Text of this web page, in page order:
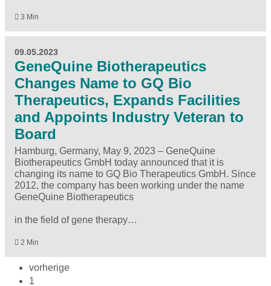
3 Min
09.05.2023
GeneQuine Biotherapeutics
Changes Name to GQ Bio
Therapeutics, Expands Facilities
and Appoints Industry Veteran to
Board
Hamburg, Germany, May 9, 2023 – GeneQuine
Biotherapeutics GmbH today announced that it is
changing its name to GQ Bio Therapeutics GmbH. Since
2012, the company has been working under the name
GeneQuine Biotherapeutics
in the field of gene therapy…
2 Min
vorherige
1